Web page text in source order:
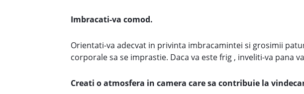
Imbracati-va comod.
Orientati-va adecvat in privinta imbracamintei si grosimii
corporale sa se imprastie. Daca va este frig , inveliti-va pana
Creati o atmosfera in camera care sa contribuie la